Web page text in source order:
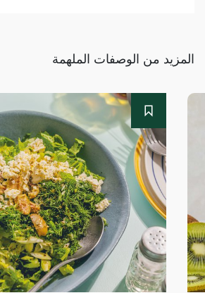
المزيد من الوصفات الملهمة